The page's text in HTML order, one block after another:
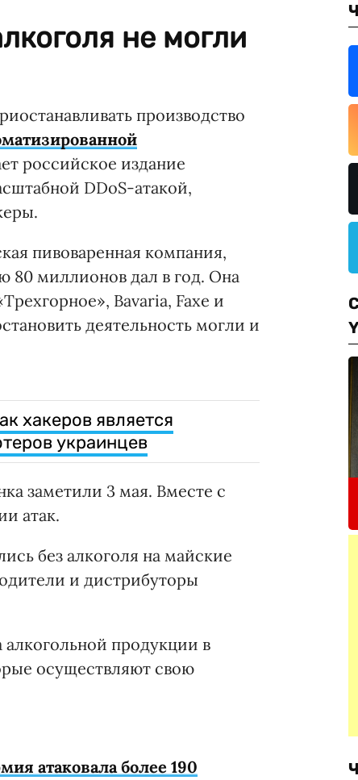
не могли
производство
российское издание
DDoS-атакой,
пивоваренная компания,
80 миллионов дал в год. Она
Bavaria, Faxe и
деятельность могли и
хакеров является
украинцев
заметили 3 мая. Вместе с
атак.
без алкоголя на майские
и дистрибуторы
алкогольной продукции в
осуществляют свою
атаковала более 190